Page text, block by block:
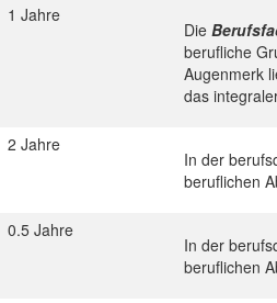
1 Jahre
Die
berufliche
Augenmerk
das
2 Jahre
In der
beruflichen
0.5 Jahre
In der
beruflichen